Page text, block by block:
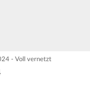
- Voll vernetzt